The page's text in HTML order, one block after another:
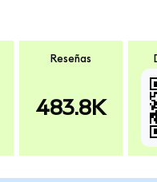
Reseñas
483.8K